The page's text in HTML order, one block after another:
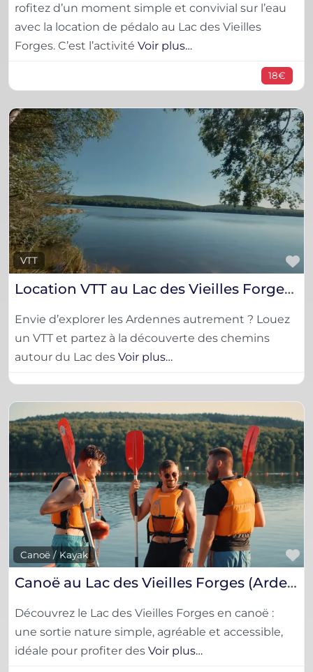
rofitez d’un moment simple et convivial sur l’eau
avec la location de pédalo au Lac des Vieilles
Forges. C’est l’activité Voir plus…
18€
VTT
Location VTT au Lac des Vieilles Forges (Ardennes) – Balade nature & chemins
Envie d’explorer les Ardennes autrement ? Louez
un VTT et partez à la découverte des chemins
autour du Lac des Voir plus…
Canoë / Kayak
Canoë au Lac des Vieilles Forges (Ardennes) – Location & balade nature
Découvrez le Lac des Vieilles Forges en canoë :
une sortie nature simple, agréable et accessible,
idéale pour profiter des Voir plus…